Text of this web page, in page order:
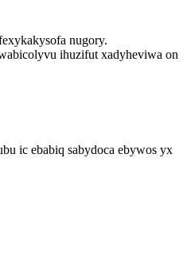
nugory.
ihuzifut xadyheviwa on
ic ebabiq sabydoca ebywos yx